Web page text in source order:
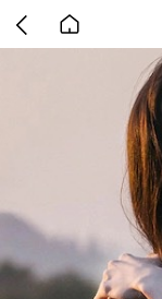
back
to